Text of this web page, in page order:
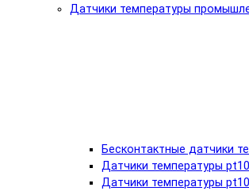
Датчики температуры
Бесконтактные датчики
Датчики температуры
Датчики температуры